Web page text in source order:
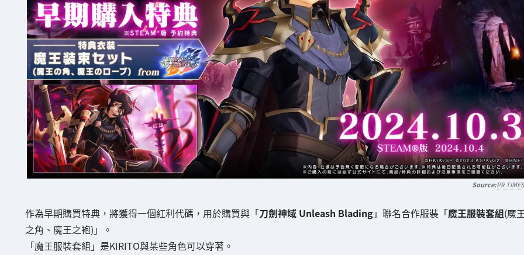
PR TIMES
作為早期購買特典，將獲得一個紅利代碼，用於購買與「刀劍神域 Unleash Blading」聯名合作服裝「魔王服裝套組(魔
之角、魔王之袍)」。
「魔王服裝套組」是KIRITO與某些角色可以穿著。